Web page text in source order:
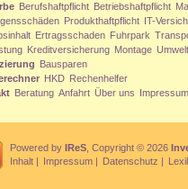
Berufshaftpflicht Betriebshaftpflicht
Produkthaftpflicht IT-
Ertragsschaden Fuhrpark
Kreditversicherung Montage Umwelt
Bausparen
HKD Rechenhelfer
Beratung Anfahrt Über uns Impressum
Powered by IReS , Copyright © 2026
Inhalt | Impressum | Datenschutz |